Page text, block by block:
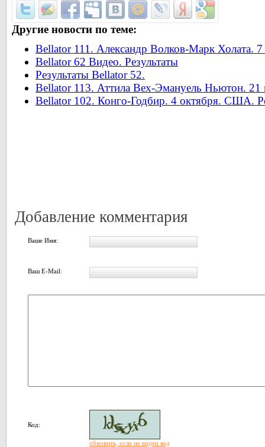
Другие новости по теме:
Bellator 111. Александр Волков-Марк Холата.
Bellator 62 Видео. Результаты
Результаты Bellator 52.
Bellator 113. Аттила Вех-Эмануель Ньютон.
Bellator 102. Конго-Годбир. 4 октября. США.
Добавление комментария
Ваше Имя:
Ваш E-Mail:
Код:
обновить, если не виден код